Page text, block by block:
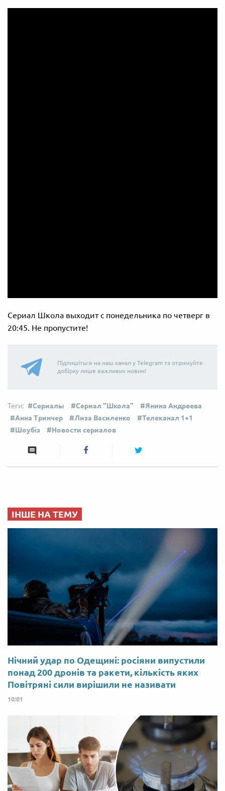
Сериал Школа выходит с понедельника по четверг в
20:45. Не пропустите!
Підпишіться на наш канал у Telegram та отримуйте
добірку лише важливих новин!
Сериалы Сериал "Школа"
Янина Андреева
Анна Тринчер
Лиза Василенко
Телеканал 1+1
Шоубіз
Новости сериалов
ІНШЕ НА ТЕМУ
Нічний удар по Одещині: росіяни випустили
понад 200 дронів та ракети, кількість яких
Повітряні сили вирішили не називати
10:01